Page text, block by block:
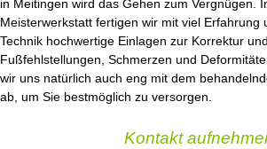
in Meitingen wird das Gehen zum Vergnügen.
Meisterwerkstatt fertigen wir mit viel Erfahrung
Technik hochwertige Einlagen zur Korrektur
Fußfehlstellungen, Schmerzen und
wir uns natürlich auch eng mit dem
ab, um Sie bestmöglich zu versorgen.
Kontakt